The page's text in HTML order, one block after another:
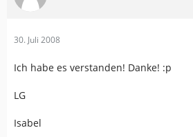
30. Juli 2008
Ich habe es verstanden! Danke! :p
LG
Isabel